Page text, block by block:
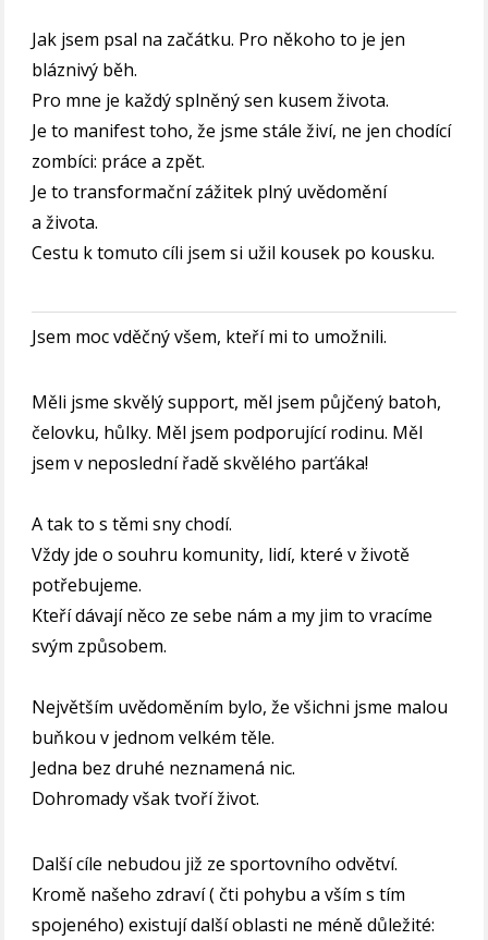
Jak jsem psal na začátku. Pro někoho to je jen
bláznivý běh.
Pro mne je každý splněný sen kusem života.
Je to manifest toho, že jsme stále živí, ne jen chodící
zombíci: práce a zpět.
Je to transformační zážitek plný uvědomění
a života.
Cestu k tomuto cíli jsem si užil kousek po kousku.
Jsem moc vděčný všem, kteří mi to umožnili.
Měli jsme skvělý support, měl jsem půjčený batoh,
čelovku, hůlky. Měl jsem podporující rodinu. Měl
jsem v neposlední řadě skvělého parťáka!
A tak to s těmi sny chodí.
Vždy jde o souhru komunity, lidí, které v životě
potřebujeme.
Kteří dávají něco ze sebe nám a my jim to vracíme
svým způsobem.
Největším uvědoměním bylo, že všichni jsme malou
buňkou v jednom velkém těle.
Jedna bez druhé neznamená nic.
Dohromady však tvoří život.
Další cíle nebudou již ze sportovního odvětví.
Kromě našeho zdraví ( čti pohybu a vším s tím
spojeného) existují další oblasti ne méně důležité: